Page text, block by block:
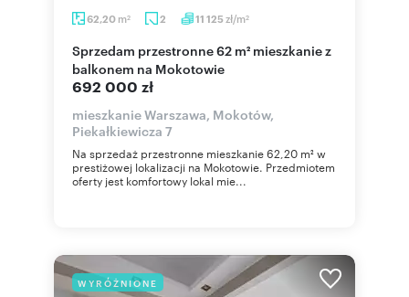
62,20 m2 2 11 125 zł/m2
Sprzedam przestronne 62 m² mieszkanie z
balkonem na Mokotowie
692 000 zł
mieszkanie Warszawa, Mokotów,
Piekałkiewicza 7
Na sprzedaż przestronne mieszkanie 62,20 m² w
prestiżowej lokalizacji na Mokotowie. Przedmiotem
oferty jest komfortowy lokal mie...
WYRÓŻNIONE